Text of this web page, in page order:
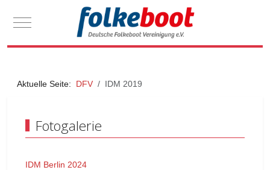
Mobile Menu Toggle
Aktuelle Seite: DFV IDM 2019
Fotogalerie
IDM Berlin 2024